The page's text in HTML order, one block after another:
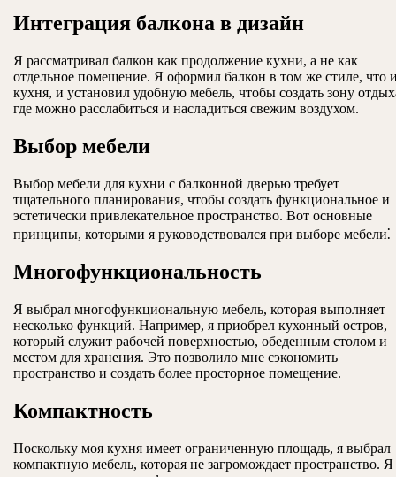
Интеграция балкона в дизайн
Я рассматривал балкон как продолжение кухни, а не как
отдельное помещение. Я оформил балкон в том же стиле, что
кухня, и установил удобную мебель, чтобы создать зону
где можно расслабиться и насладиться свежим воздухом.
Выбор мебели
Выбор мебели для кухни с балконной дверью требует
тщательного планирования, чтобы создать функциональное и
эстетически привлекательное пространство. Вот основные
принципы, которыми я руководствовался при выборе мебели⁚
Многофункциональность
Я выбрал многофункциональную мебель, которая выполняет
несколько функций. Например, я приобрел кухонный остров,
который служит рабочей поверхностью, обеденным столом и
местом для хранения. Это позволило мне сэкономить
пространство и создать более просторное помещение.
Компактность
Поскольку моя кухня имеет ограниченную площадь, я выбрал
компактную мебель, которая не загромождает пространство. Я